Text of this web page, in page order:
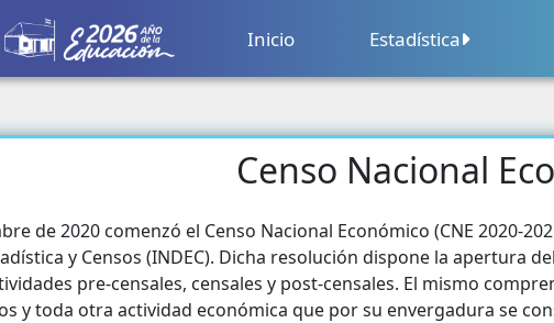
Inicio Estadística
Censo Nacional
Precios
Comercio
Censo Nacional
de 2020 comenzó el Censo Nacional Económico (CNE 2020-
y Censos (INDEC). Dicha resolución dispone la apertura
pre-censales, censales y post-censales. El mismo
y toda otra actividad económica que por su envergadura se